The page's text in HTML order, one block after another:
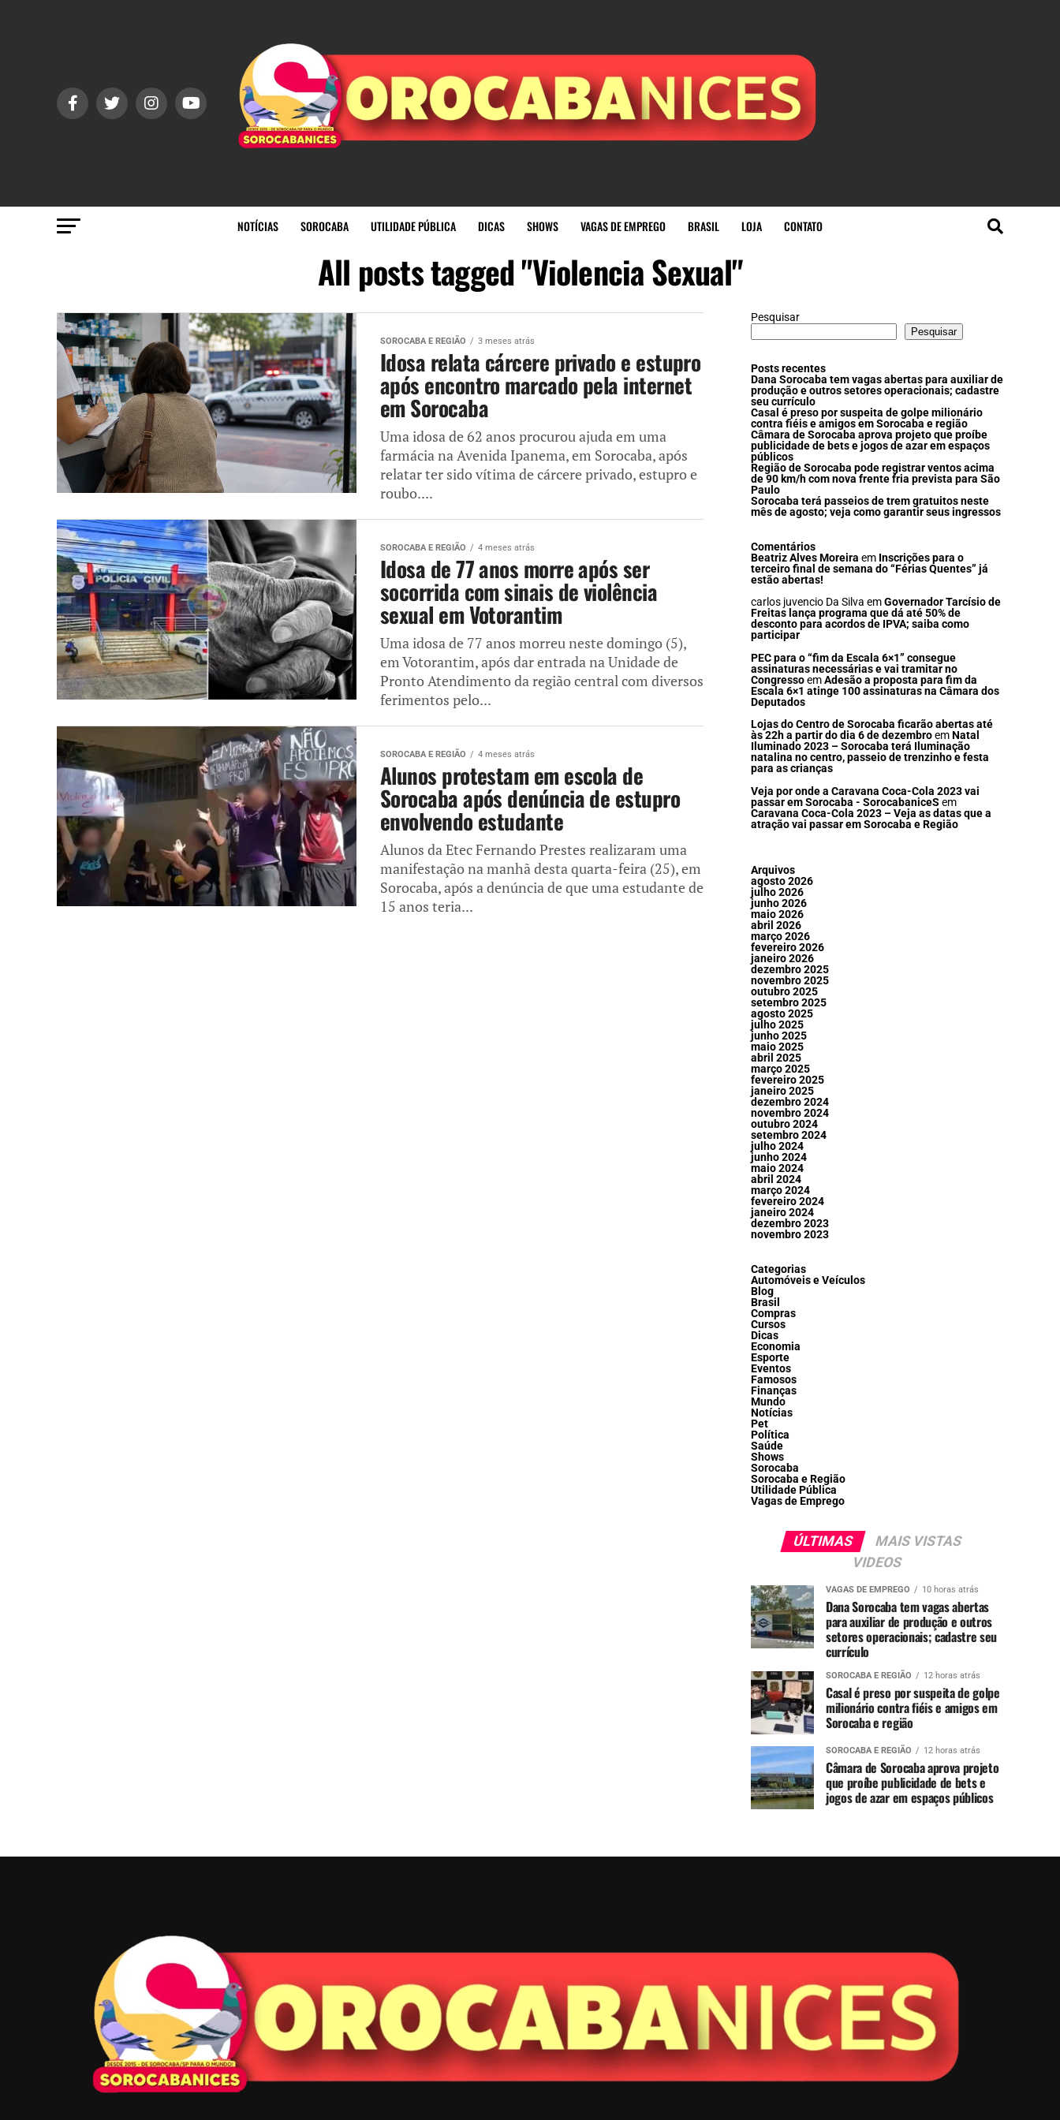
NOTÍCIAS SOROCABA UTILIDADE PÚBLICA DICAS SHOWS VAGAS DE EMPREGO BRASIL LOJA CONTATO
All posts tagged "Violencia Sexual"
SOROCABA E REGIÃO 3 meses atrás
Idosa relata cárcere privado e estupro
após encontro marcado pela internet
em Sorocaba
Uma idosa de 62 anos procurou ajuda em uma
farmácia na Avenida Ipanema, em Sorocaba, após
relatar ter sido vítima de cárcere privado, estupro e
roubo....
SOROCABA E REGIÃO 4 meses atrás
Idosa de 77 anos morre após ser
socorrida com sinais de violência
sexual em Votorantim
Uma idosa de 77 anos morreu neste domingo (5),
em Votorantim, após dar entrada na Unidade de
Pronto Atendimento da região central com diversos
ferimentos pelo...
SOROCABA E REGIÃO 4 meses atrás
Alunos protestam em escola de
Sorocaba após denúncia de estupro
envolvendo estudante
Alunos da Etec Fernando Prestes realizaram uma
manifestação na manhã desta quarta-feira (25), em
Sorocaba, após a denúncia de que uma estudante de
15 anos teria...
Pesquisar
Pesquisar
Posts recentes
Dana Sorocaba tem vagas abertas para auxiliar de
produção e outros setores operacionais; cadastre
seu currículo
Casal é preso por suspeita de golpe milionário
contra fiéis e amigos em Sorocaba e região
Câmara de Sorocaba aprova projeto que proíbe
publicidade de bets e jogos de azar em espaços
públicos
Região de Sorocaba pode registrar ventos acima
de 90 km/h com nova frente fria prevista para São
Paulo
Sorocaba terá passeios de trem gratuitos neste
mês de agosto; veja como garantir seus ingressos
Comentários
Beatriz Alves Moreira em Inscrições para o
terceiro final de semana do “Férias Quentes” já
estão abertas!
carlos juvencio Da Silva emGovernador Tarcísio de
Freitas lança programa que dá até 50% de
desconto para acordos de IPVA; saiba como
participar
PEC para o “fim da Escala 6×1” consegue
assinaturas necessárias e vai tramitar no
CongressoemAdesão a proposta para fim da
Escala 6×1 atinge 100 assinaturas na Câmara dos
Deputados
Lojas do Centro de Sorocaba ficarão abertas até
às 22h a partir do dia 6 de dezembroemNatal
Iluminado 2023 – Sorocaba terá Iluminação
natalina no centro, passeio de trenzinho e festa
para as crianças
Veja por onde a Caravana Coca-Cola 2023 vai
passar em Sorocaba - SorocabaniceS em
Caravana Coca-Cola 2023 – Veja as datas que a
atração vai passar em Sorocaba e Região
Arquivos
agosto 2026
julho 2026
junho 2026
maio 2026
abril 2026
março 2026
fevereiro 2026
janeiro 2026
dezembro 2025
novembro 2025
outubro 2025
setembro 2025
agosto 2025
julho 2025
junho 2025
maio 2025
abril 2025
março 2025
fevereiro 2025
janeiro 2025
dezembro 2024
novembro 2024
outubro 2024
setembro 2024
julho 2024
junho 2024
maio 2024
abril 2024
março 2024
fevereiro 2024
janeiro 2024
dezembro 2023
novembro 2023
Categorias
Automóveis e Veículos
Blog
Brasil
Compras
Cursos
Dicas
Economia
Esporte
Eventos
Famosos
Finanças
Mundo
Notícias
Pet
Política
Saúde
Shows
Sorocaba
Sorocaba e Região
Utilidade Pública
Vagas de Emprego
ÚLTIMAS
MAIS VISTAS
VIDEOS
VAGAS DE EMPREGO 10 horas atrás
Dana Sorocaba tem vagas abertas
para auxiliar de produção e outros
setores operacionais; cadastre seu
currículo
SOROCABA E REGIÃO 12 horas atrás
Casal é preso por suspeita de golpe
milionário contra fiéis e amigos em
Sorocaba e região
SOROCABA E REGIÃO 12 horas atrás
Câmara de Sorocaba aprova projeto
que proíbe publicidade de bets e
jogos de azar em espaços públicos